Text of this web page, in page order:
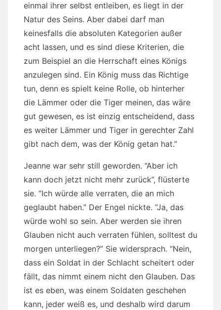
einmal ihrer selbst entleiben, es liegt in der
Natur des Seins. Aber dabei darf man
keinesfalls die absoluten Kategorien außer
acht lassen, und es sind diese Kriterien, die
zum Beispiel an die Herrschaft eines Königs
anzulegen sind. Ein König muss das Richtige
tun, denn es spielt keine Rolle, ob hinterher
die Lämmer oder die Tiger meinen, das wäre
gut gewesen, es ist einzig entscheidend, dass
es weiter Lämmer und Tiger in gerechter Zahl
gibt nach dem, was der König getan hat.”
Jeanne war sehr still geworden. “Aber ich
kann doch jetzt nicht mehr zurück”, flüsterte
sie. “Ich würde alle verraten, die an mich
geglaubt haben.” Der Engel nickte. “Ja, das
würde wohl so sein. Aber werden sie ihren
Glauben nicht auch verraten fühlen, solltest du
morgen unterliegen?” Sie widersprach. “Nein,
dass ein Soldat in der Schlacht scheitert oder
fällt, das nimmt einem nicht den Glauben. Das
ist es eben, was einem Soldaten geschehen
kann, jeder weiß es, und deshalb wird darum